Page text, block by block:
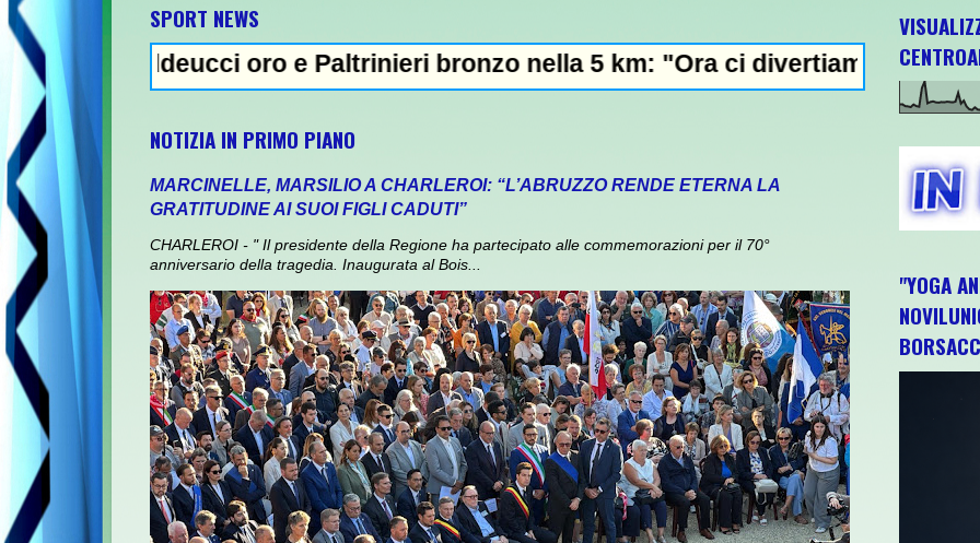
SPORT NEWS
oro e Paltrinieri bronzo nella 5 km: "Ora ci divertiamo in staffetta"-
NOTIZIA IN PRIMO PIANO
MARCINELLE, MARSILIO A CHARLEROI: “L’ABRUZZO RENDE ETERNA LA
GRATITUDINE AI SUOI FIGLI CADUTI”
CHARLEROI - " Il presidente della Regione ha partecipato alle commemorazioni per il 70°
anniversario della tragedia. Inaugurata al Bois...
"YOGA